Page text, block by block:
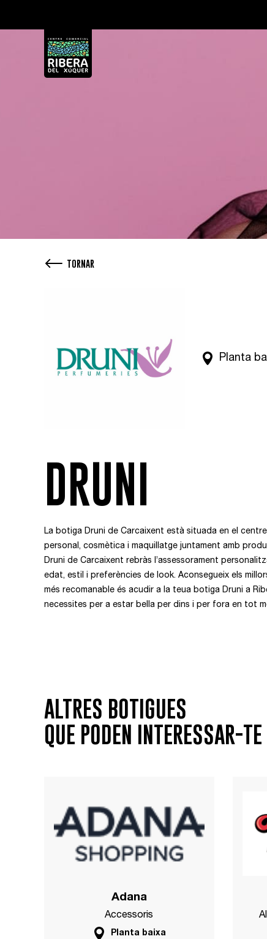
TORNAR
Planta
DRUNI
La botiga Druni de Carcaixent està situada en el
personal, cosmètica i maquillatge juntament amb
Druni de Carcaixent rebràs l’assessorament
edat, estil i preferències de look. Aconsegueix els
més recomanable és acudir a la teua botiga Druni a
necessites per a estar bella per dins i per fora en tot
ALTRES BOTIGUES
QUE PODEN INTERESSAR-TE
Adana
Accessoris
Planta baixa